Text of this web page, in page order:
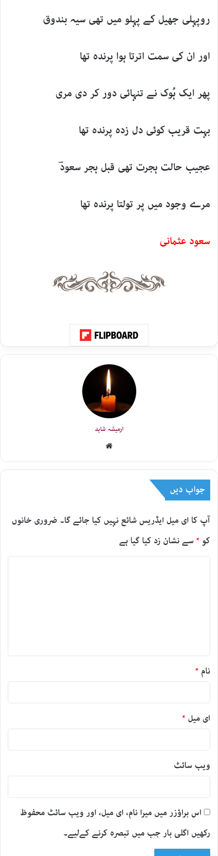
روپہلی جھیل کے پہلو میں تھی سیہ بندوق
اور ان کی سمت اترتا ہوا پرندہ تھا
پھر ایک ہُوک نے تنہائی دور کر دی مری
بہت قریب کوئی دل زدہ پرندہ تھا
عجیب حالت ہجرت تھی قبل ہجر سعودؔ
مرے وجود میں پر تولتا پرندہ تھا
سعود عثمانی
ارمیشہ شاہد
جواب دیں
آپ کا ای میل ایڈریس شائع نہیں کیا جائے گا۔ ضروری خانوں
کو *سے نشان زد کیا گیا ہے
نام *
ای میل *
ویب‌ سائٹ
اس براؤزر میں میرا نام، ای میل، اور ویب سائٹ محفوظ
رکھیں اگلی بار جب میں تبصرہ کرنے کےلیے۔